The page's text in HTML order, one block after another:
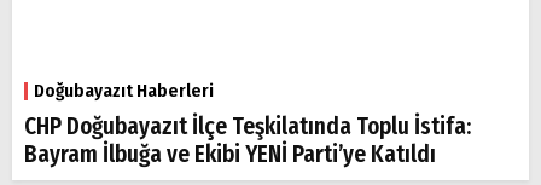
Doğubayazıt Haberleri
CHP Doğubayazıt İlçe Teşkilatında Toplu İstifa:
Bayram İlbuğa ve Ekibi YENİ Parti’ye Katıldı